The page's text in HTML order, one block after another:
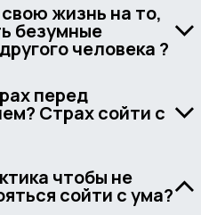
жизнь на то,
безумные
ненужные фантазии другого человека ?
перед
Страх сойти с
чтобы не
сойти с ума?